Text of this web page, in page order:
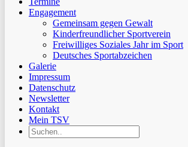
Engagement
Gemeinsam gegen Gewalt
Kinderfreundlicher Sportverein
Freiwilliges Soziales Jahr im Sport
Deutsches Sportabzeichen
Galerie
Impressum
Datenschutz
Newsletter
Kontakt
Mein TSV